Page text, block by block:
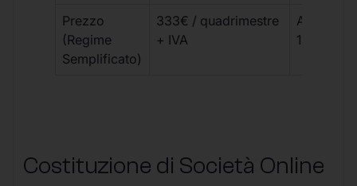
Prezzo
(Regime
Semplificato)
333€ / quadrimestre
+ IVA
A partire
1800 € +
Costituzione di Società Online